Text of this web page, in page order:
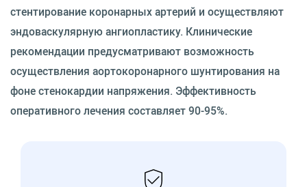
стентирование коронарных артерий и осуществляют
эндоваскулярную ангиопластику. Клинические
рекомендации предусматривают возможность
осуществления аортокоронарного шунтирования на
фоне стенокардии напряжения. Эффективность
оперативного лечения составляет 90-95%.